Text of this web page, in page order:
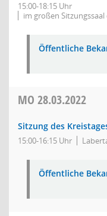
15:00-18:15 Uhr
im großen
Öffentliche
MO 28.03.2022
Sitzung des
15:00-16:15 Uhr
Öffentliche